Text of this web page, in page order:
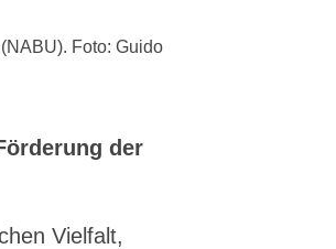
Foto: Guido
der
Vielfalt,